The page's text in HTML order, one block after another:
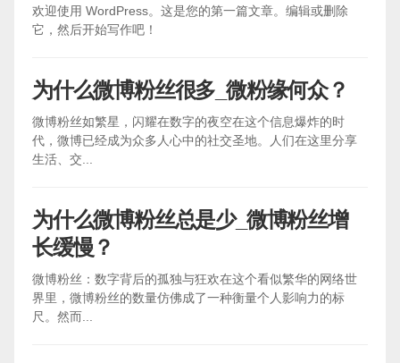
欢迎使用 WordPress。这是您的第一篇文章。编辑或删除
它，然后开始写作吧！
为什么微博粉丝很多_微粉缘何众？
微博粉丝如繁星，闪耀在数字的夜空在这个信息爆炸的时
代，微博已经成为众多人心中的社交圣地。人们在这里分享
生活、交...
为什么微博粉丝总是少_微博粉丝增
长缓慢？
微博粉丝：数字背后的孤独与狂欢在这个看似繁华的网络世
界里，微博粉丝的数量仿佛成了一种衡量个人影响力的标
尺。然而...